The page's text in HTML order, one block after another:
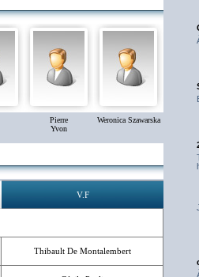
Pierre
Yvon
Weronica Szawarska
V.F
Thibault De Montalembert